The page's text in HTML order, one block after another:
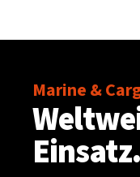
Marine &
Einsatz.